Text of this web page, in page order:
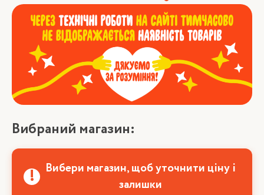
Вибраний магазин:
Вибери магазин, щоб уточнити ціну і
залишки